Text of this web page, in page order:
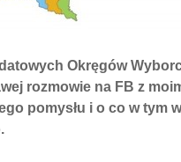
Okręgów
rozmowie na FB z
pomysłu i o co w tym